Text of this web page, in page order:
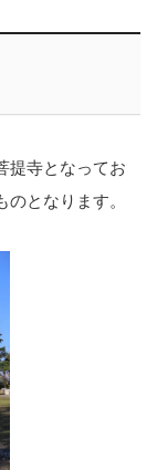
提寺となってお
となります。